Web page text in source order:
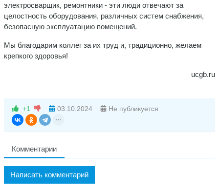
электросварщик, ремонтники - эти люди отвечают за
целостность оборудования, различных систем снабжения,
безопасную эксплуатацию помещений.
Мы благодарим коллег за их труд и, традиционно, желаем
крепкого здоровья!
ucgb.ru
+1 03.10.2024 Не публикуется
Комментарии
Написать комментарий